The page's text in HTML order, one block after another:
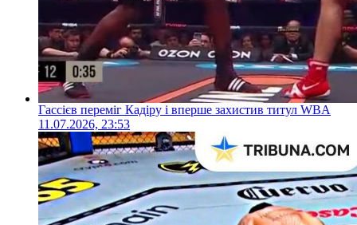
Гассієв переміг Кадіру і вперше захистив титул WBA
11.07.2026, 23:53